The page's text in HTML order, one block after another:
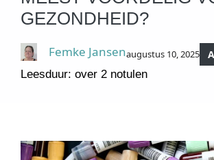
GEZONDHEID?
Femke Jansenaugustus 10, 2025
Leesduur: over 2 notulen